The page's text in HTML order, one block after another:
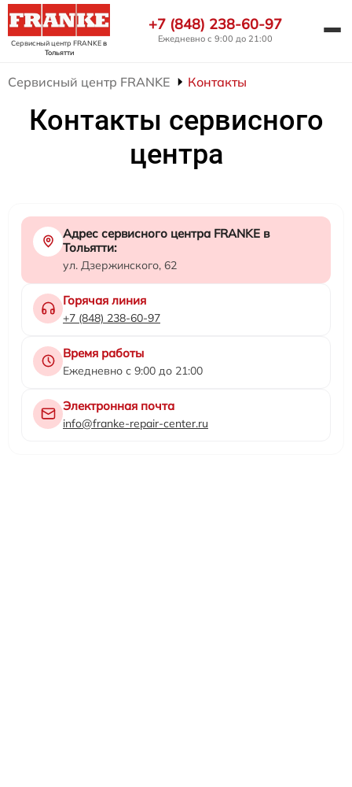
Сервисный центр FRANKEв
Тольятти
+7 (848) 238-60-97
Ежедневно с 9:00 до 21:00
Сервисный центр FRANKE Контакты
Контакты сервисного
центра
Адрес сервисного центра FRANKE в
Тольятти:
ул. Дзержинского, 62
Горячая линия
+7 (848) 238-60-97
Время работы
Ежедневно с 9:00 до 21:00
Электронная почта
info@franke-repair-center.ru